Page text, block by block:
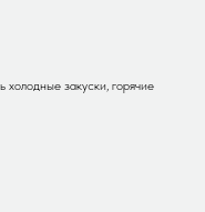
закуски, горячие